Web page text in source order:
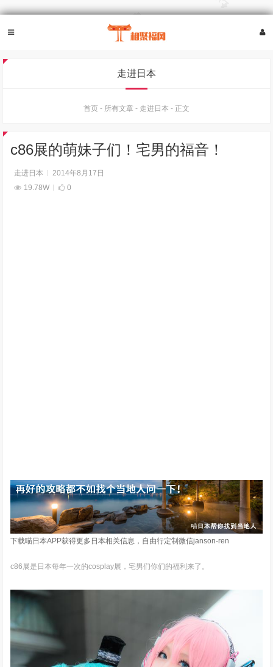
走进日本
首页 - 所有文章 - 走进日本 - 正文
c86展的萌妹子们！宅男的福音！
走进日本
2014年8月17日
19.78W
0
下载喵日本APP获得更多日本相关信息，自由行定制微信janson-ren
c86展是日本每年一次的cosplay展，宅男们你们的福利来了。